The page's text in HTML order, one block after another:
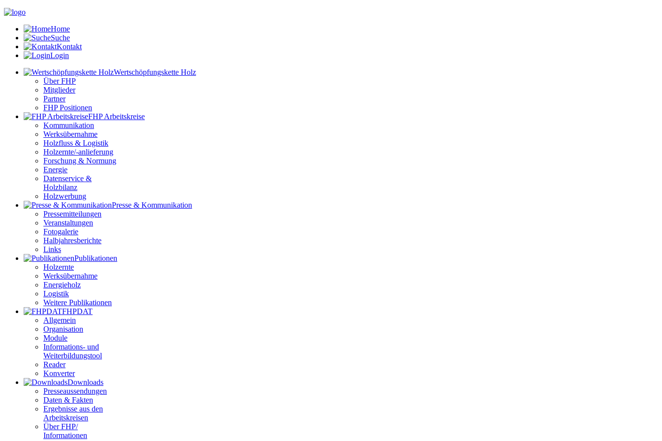
Home
Suche
Kontakt
Login
Wertschöpfungskette Holz
Über FHP
Mitglieder
Partner
FHP Positionen
FHP Arbeitskreise
Kommunikation
Werksübernahme
Holzfluss & Logistik
Holzernte/-anlieferung
Forschung & Normung
Energie
Datenservice &
Holzbilanz
Holzwerbung
Presse & Kommunikation
Pressemitteilungen
Veranstaltungen
Fotogalerie
Halbjahresberichte
Links
Publikationen
Holzernte
Werksübernahme
Energieholz
Logistik
Weitere Publikationen
FHPDAT
Allgemein
Organisation
Module
Informations- und
Weiterbildungstool
Reader
Konverter
Downloads
Presseaussendungen
Daten & Fakten
Ergebnisse aus den
Arbeitskreisen
Über FHP/
Informationen